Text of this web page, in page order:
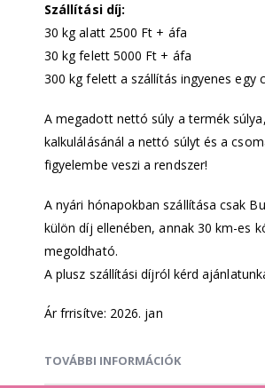
Szállítási díj:
30 kg alatt 2500 Ft + áfa
30 kg felett 5000 Ft + áfa
300 kg felett a szállítás ingyenes egy
A megadott nettó súly a termék
kalkulálásánál a nettó súlyt és a
figyelembe veszi a rendszer!
A nyári hónapokban szállítása csak
külön díj ellenében, annak 30 km-es
megoldható.
A plusz szállítási díjról kérd
Ár frrisítve: 2026. jan
TOVÁBBI INFORMÁCIÓK